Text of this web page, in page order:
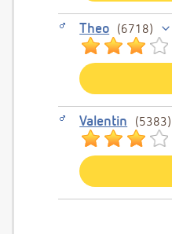
Theo 6718
Valentin 5383